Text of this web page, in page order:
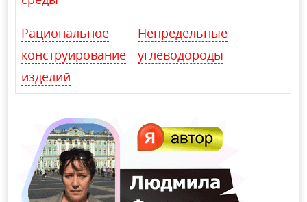
Рациональное
конструирование
изделий
Непредельные
углеводороды